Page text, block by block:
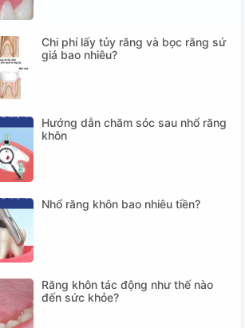
Chi phí lấy tủy răng và bọc răng sứ
giá bao nhiêu?
Hướng dẫn chăm sóc sau nhổ răng
khôn
Nhổ răng khôn bao nhiêu tiền?
Răng khôn tác động như thế nào
đến sức khỏe?